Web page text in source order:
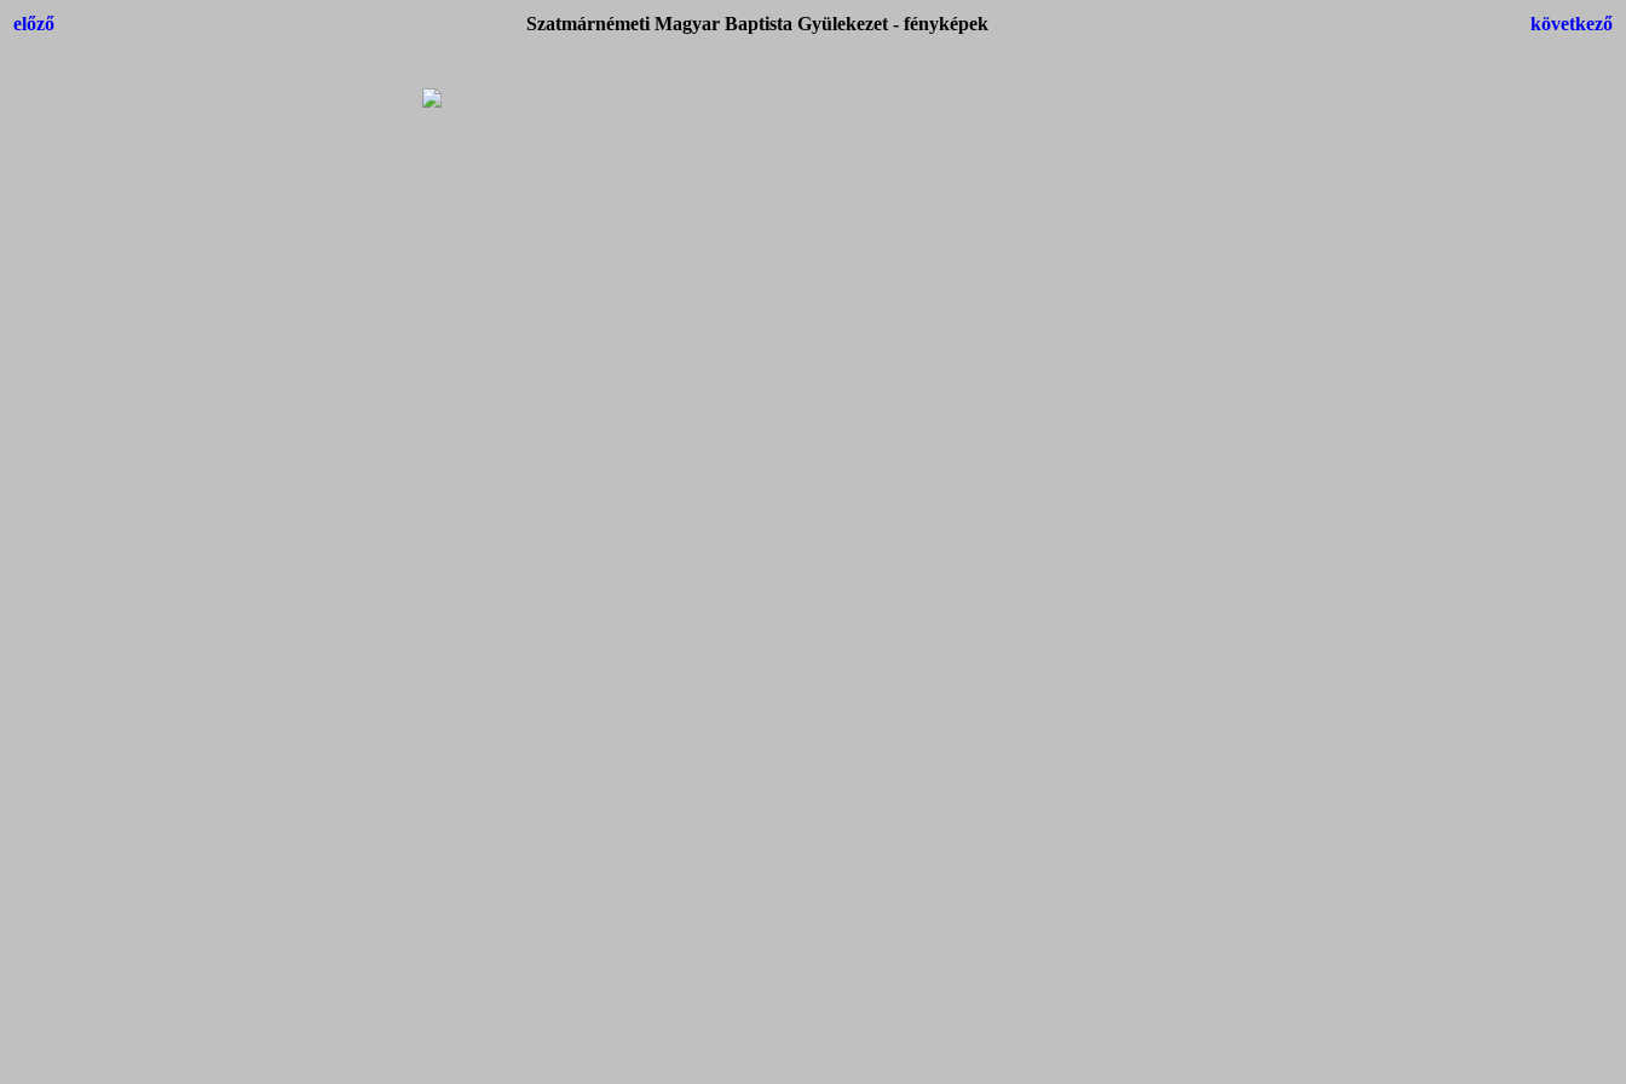
előző Szatmárnémeti Magyar Baptista Gyülekezet - fényképek következő